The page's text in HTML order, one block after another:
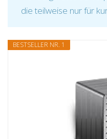
die teilweise nur für
BESTSELLER NR. 1